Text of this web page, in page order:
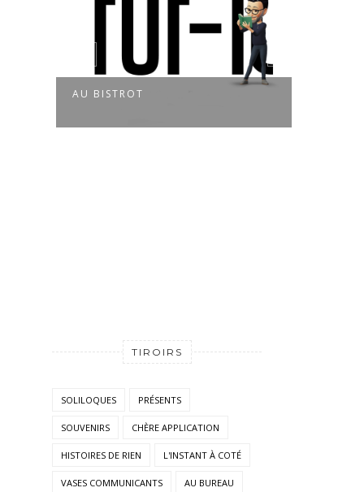
TIROIRS
SOLILOQUES PRÉSENTS
SOUVENIRS CHÈRE APPLICATION
HISTOIRES DE RIEN L'INSTANT À COTÉ
VASES COMMUNICANTS AU BUREAU